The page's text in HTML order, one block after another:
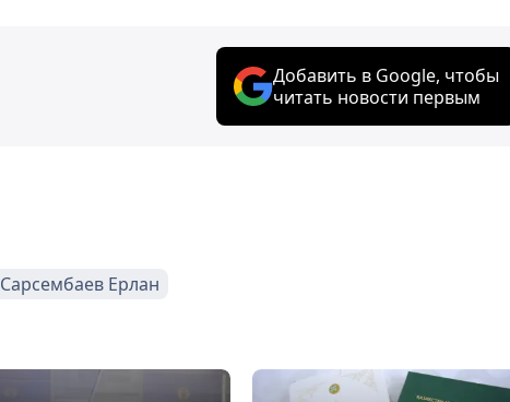
Добавить в Google, чтобы
читать новости первым
Сарсембаев Ерлан